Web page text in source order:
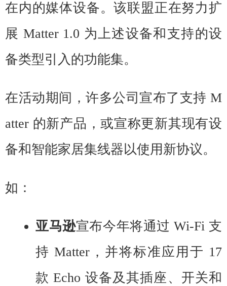
在内的媒体设备。该联盟正在努力扩
展 Matter 1.0 为上述设备和支持的设
备类型引入的功能集。
在活动期间，许多公司宣布了支持 M
atter 的新产品，或宣称更新其现有设
备和智能家居集线器以使用新协议。
如：
亚马逊宣布今年将通过 Wi-Fi 支
持 Matter，并将标准应用于 17
款 Echo 设备及其插座、开关和